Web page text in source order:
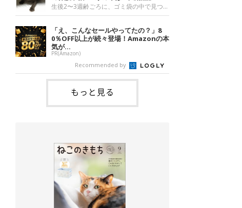
でうとうとし始めたのだとか。飼い主さ
モちゃんが生後1カ月ごろに撮影された一
枚。飼い主さんの自宅マンションの駐輪場
です。子猫時代のモモちゃん。
@Kingponzuその日は気温が35℃を
さな兄妹猫（写真上から）妹猫・てんちゃ
ん、兄猫・ラムくん。@ten_ramu紹介す
@ten_ramuさんの愛猫・ラムくんとてん
ちゃん（ともに取材時6才）の成長記録で
す。この写真は、お迎えして間もない生後
1カ月半ごろの2匹。当時、ラムくんは260
グラム、てんちゃんは209グラムと、どち
らもとても小さな体でした。2匹
に！ 美しい黒猫に成長した姿にグッ
とくる
生後2〜3週齢ごろに、ゴミ袋の中で見つか
った小さな命。ミルクから育てられたその
子猫は今、家族に欠かせない存在へと成長
しました。ゴミ袋の中で見つかった、ミニ
モグラのような子猫よちよち歩きをしてい
たころの、生後2〜3週齢ごろのドンちゃ
ん。@doddou_1今回紹介するのは、
X（旧Twitter）ユーザー@doddou_1さん
の愛猫・ドンちゃん（取材時、推定6才／
本名：ドミトリー・ドンスコイ）。ドンち
ゃんは、保護猫でした。ドンちゃんが見つ
かったのは、飼い主さんの姉の勤め先の敷
「え、こんなセールやってたの？」8
0％OFF以上が続々登場！Amazonの本
気が...
PR(Amazon)
Recommended by
もっと見る